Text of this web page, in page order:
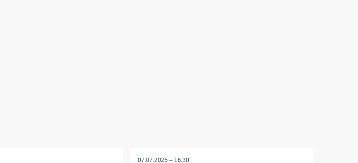
07.07.2025 – 16:30